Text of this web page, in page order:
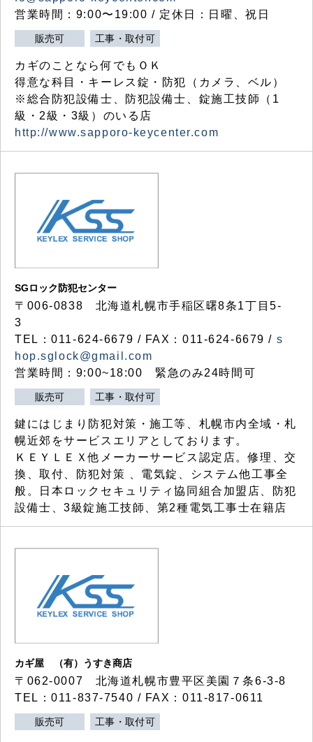
営業時間：9:00〜19:00 / 定休日：日曜、祝日
販売可 工事・取付可
カギのことなら何でもＯＫ
得意な科目・キーレス錠・防犯（カメラ、ベル）
※総合防犯設備士、防犯設備士、錠施工技師（1
級・2級・3級）のいる店
http://www.sapporo-keycenter.com
SGロック防犯センター
〒006-0838 北海道札幌市手稲区曙8条1丁目5-
3
TEL：011-624-6679 / FAX：011-624-6679 / s
hop.sglock@gmail.com
営業時間：9:00~18:00 緊急のみ24時間可
販売可 工事・取付可
鍵にはじまり防犯対策・施工等、札幌市内全域・札
幌近郊をサービスエリアとしております。
ＫＥＹＬＥＸ他メーカーサービス認定店。修理、交
換、取付、防犯対策 、電気錠、システム他工事全
般。日本ロックセキュリティ協同組合加盟店、防犯
設備士、3級錠施工技師、第2種電気工事士在籍店
カギ屋 （有）うすき商店
〒062-0007 北海道札幌市豊平区美園７条6-3-8
TEL：011-837-7540 / FAX：011-817-0611
販売可 工事・取付可